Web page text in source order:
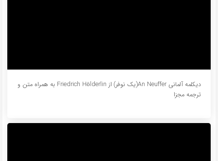
دیکلمه آلمانی An Neuffer(یک نوفر) از Friedrich Hölderlin به همراه متن و
ترجمه مجزا